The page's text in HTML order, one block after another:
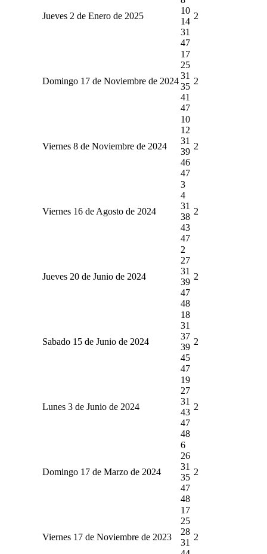
Jueves 2 de Enero de 2025
10
14
31
47
2
Domingo 17 de Noviembre de 2024
17
25
31
35
41
47
2
Viernes 8 de Noviembre de 2024
10
12
31
39
46
47
2
Viernes 16 de Agosto de 2024
3
4
31
38
43
47
2
Jueves 20 de Junio de 2024
2
27
31
39
47
48
2
Sabado 15 de Junio de 2024
18
31
37
39
45
47
2
Lunes 3 de Junio de 2024
19
27
31
43
47
48
2
Domingo 17 de Marzo de 2024
6
26
31
35
47
48
2
Viernes 17 de Noviembre de 2023
17
25
28
31
2